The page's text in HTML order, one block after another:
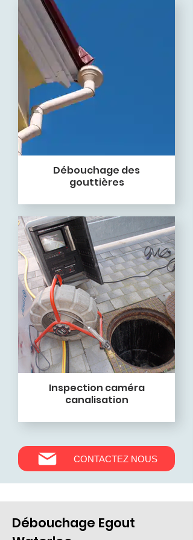
Débouchage des
gouttières
Inspection caméra
canalisation
CONTACTEZ NOUS
Débouchage Egout